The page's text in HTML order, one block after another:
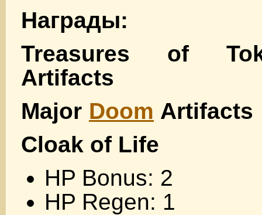
Награды:
Treasures of
Artifacts
Major Doom Artifacts
Cloak of Life
HP Bonus: 2
HP Regen: 1